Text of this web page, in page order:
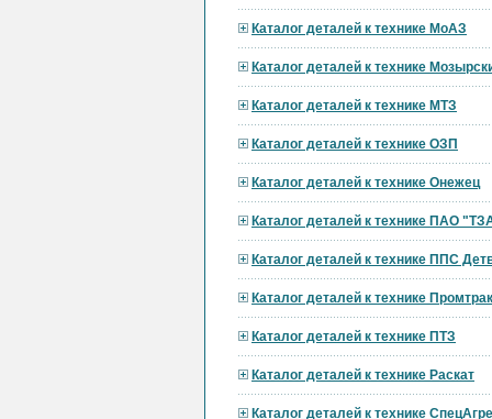
Каталог деталей к технике МоАЗ
Каталог деталей к технике
Каталог деталей к технике МТЗ
Каталог деталей к технике ОЗП
Каталог деталей к технике Онежец
Каталог деталей к технике ПАО
Каталог деталей к технике ППС
Каталог деталей к технике
Каталог деталей к технике ПТЗ
Каталог деталей к технике Раскат
Каталог деталей к технике